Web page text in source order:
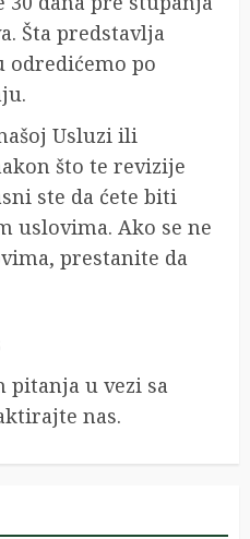
Šta predstavlja
po
Usluzi ili
što te revizije
ste da ćete biti
uslovima. Ako se ne
prestanite da
pitanja u vezi sa
nas.